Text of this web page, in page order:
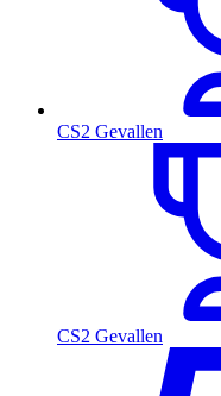
CS2 Gevallen
CS2 Gevallen